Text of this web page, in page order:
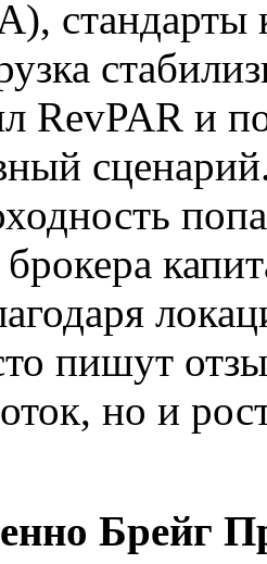
RevPAR и
пишут
но и
Брейг